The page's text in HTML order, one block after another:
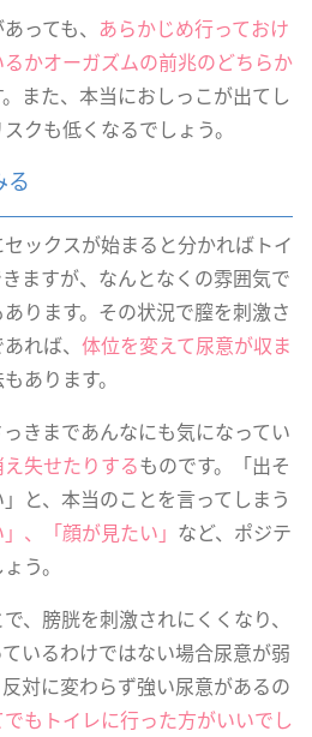
っても、 あらかじめ行っておけ
かオーガズムの前兆のどちらか
また、本当におしっこが出てし
クも低くなるでしょう。
る
ックスが始まると分かればトイ
ますが、なんとなくの雰囲気で
ります。その状況で膣を刺激さ
れば、 体位を変えて尿意が収ま
あります。
きまであんなにも気になってい
失せたりするものです。「出そ
と、本当のことを言ってしまう
、「顔が見たい」 など、ポジテ
う。
、膀胱を刺激されにくくなり、
いるわけではない場合尿意が弱
対に変わらず強い尿意があるの
もトイレに行った方がいいでし